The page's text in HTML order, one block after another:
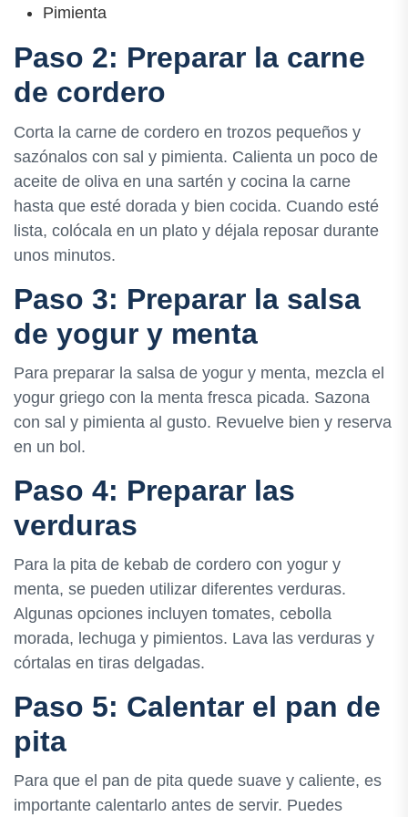
Pimienta
Paso 2: Preparar la carne
de cordero
Corta la carne de cordero en trozos pequeños y
sazónalos con sal y pimienta. Calienta un poco de
aceite de oliva en una sartén y cocina la carne
hasta que esté dorada y bien cocida. Cuando esté
lista, colócala en un plato y déjala reposar durante
unos minutos.
Paso 3: Preparar la salsa
de yogur y menta
Para preparar la salsa de yogur y menta, mezcla el
yogur griego con la menta fresca picada. Sazona
con sal y pimienta al gusto. Revuelve bien y reserva
en un bol.
Paso 4: Preparar las
verduras
Para la pita de kebab de cordero con yogur y
menta, se pueden utilizar diferentes verduras.
Algunas opciones incluyen tomates, cebolla
morada, lechuga y pimientos. Lava las verduras y
córtalas en tiras delgadas.
Paso 5: Calentar el pan de
pita
Para que el pan de pita quede suave y caliente, es
importante calentarlo antes de servir. Puedes